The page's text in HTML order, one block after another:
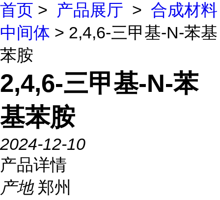
首页 > 产品展厅 > 合成材料
中间体 > 2,4,6-三甲基-N-苯基
苯胺
2,4,6-三甲基-N-苯
基苯胺
2024-12-10
产品详情
产地 郑州